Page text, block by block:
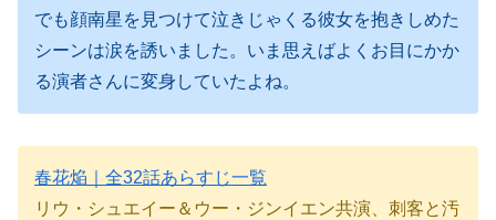
でも顔南星を見つけて泣きじゃくる彼女を抱きしめた
シーンは涙を誘いました。いま思えばよくお目にかか
る演者さんに変身していたよね。
春花焔｜全32話あらすじ一覧
リウ・シュエイー＆ウー・ジンイエン共演、刺客と汚